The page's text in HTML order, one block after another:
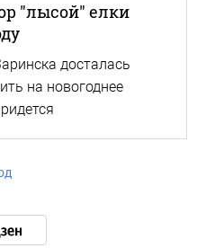
"лысой" елки
досталась
на новогоднее